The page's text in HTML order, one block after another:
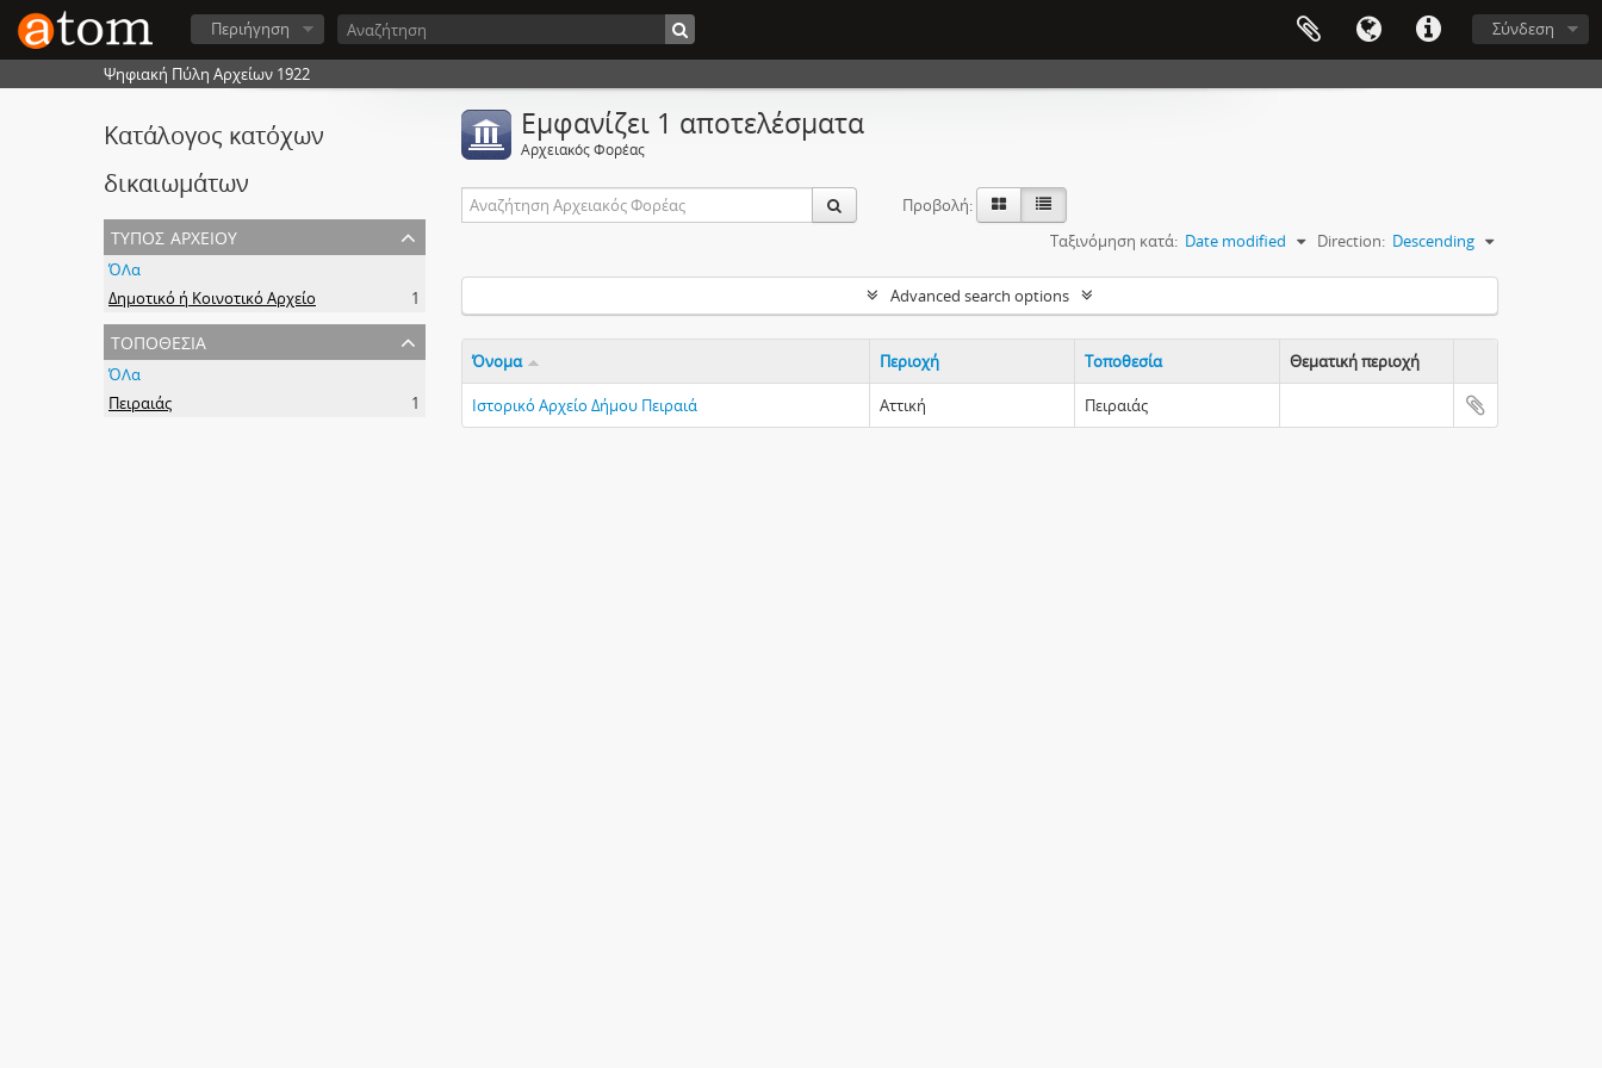
Σύνδεση
Περιήγηση
Ψηφιακή Πύλη Αρχείων 1922
Κατάλογος κατόχων
δικαιωμάτων
τύπος αρχείου
ΌΛα
Δημοτικό ή Κοινοτικό Αρχείο
1
τοποθεσία
ΌΛα
Πειραιάς
1
Εμφανίζει 1 αποτελέσματα
Αρχειακός Φορέας
Προβολή:
Ταξινόμηση κατά: Date modified Direction: Descending
Advanced search options
Όνομα Περιοχή Τοποθεσία
Θεματική περιοχή
Clipboard
Ιστορικό Αρχείο Δήμου Πειραιά
Αττική Πειραιάς